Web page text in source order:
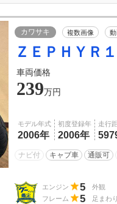
カワサキ 複数画像
ＺＥＰＨＹＲ
車両価格
239万円
モデル年式
2006年
初度登録年
2006年
走行
ナビ付 キャブ車 通販可
エンジン 5 外観
フレーム 5 足まわり